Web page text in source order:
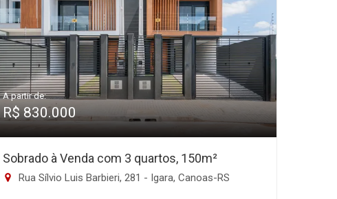
A partir de:
R$ 830.000
Sobrado à Venda com 3 quartos, 150m²
Rua Sílvio Luis Barbieri, 281 - Igara, Canoas-RS